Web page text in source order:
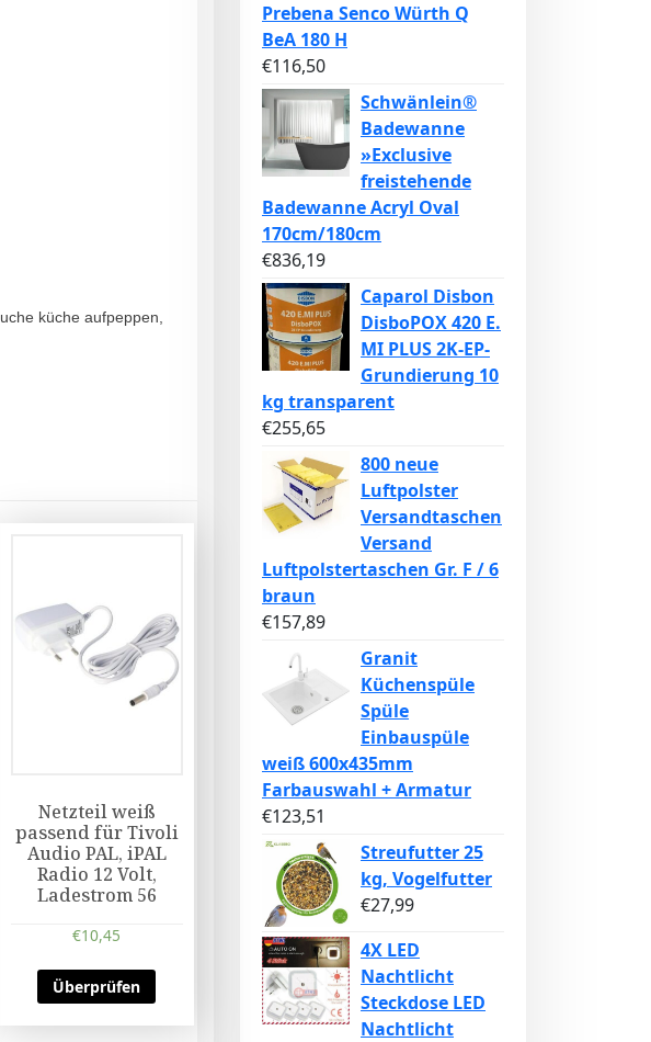
küche aufpeppen,
Netzteil weiß
passend für Tivoli
Audio PAL, iPAL
Radio 12 Volt,
Ladestrom 56
€10,45
Überprüfen
Prebena Senco Würth Q
BeA 180 H
€116,50
Schwänlein®
Badewanne
»Exclusive
freistehende
Badewanne Acryl Oval
170cm/180cm
€836,19
Caparol Disbon
DisboPOX 420 E.
MI PLUS 2K-EP-
Grundierung 10
kg transparent
€255,65
800 neue
Luftpolster
Versandtaschen
Versand
Luftpolstertaschen Gr. F / 6
braun
€157,89
Granit
Küchenspüle
Spüle
Einbauspüle
weiß 600x435mm
Farbauswahl + Armatur
€123,51
Streufutter 25
kg, Vogelfutter
€27,99
4X LED
Nachtlicht
Steckdose LED
Nachtlicht